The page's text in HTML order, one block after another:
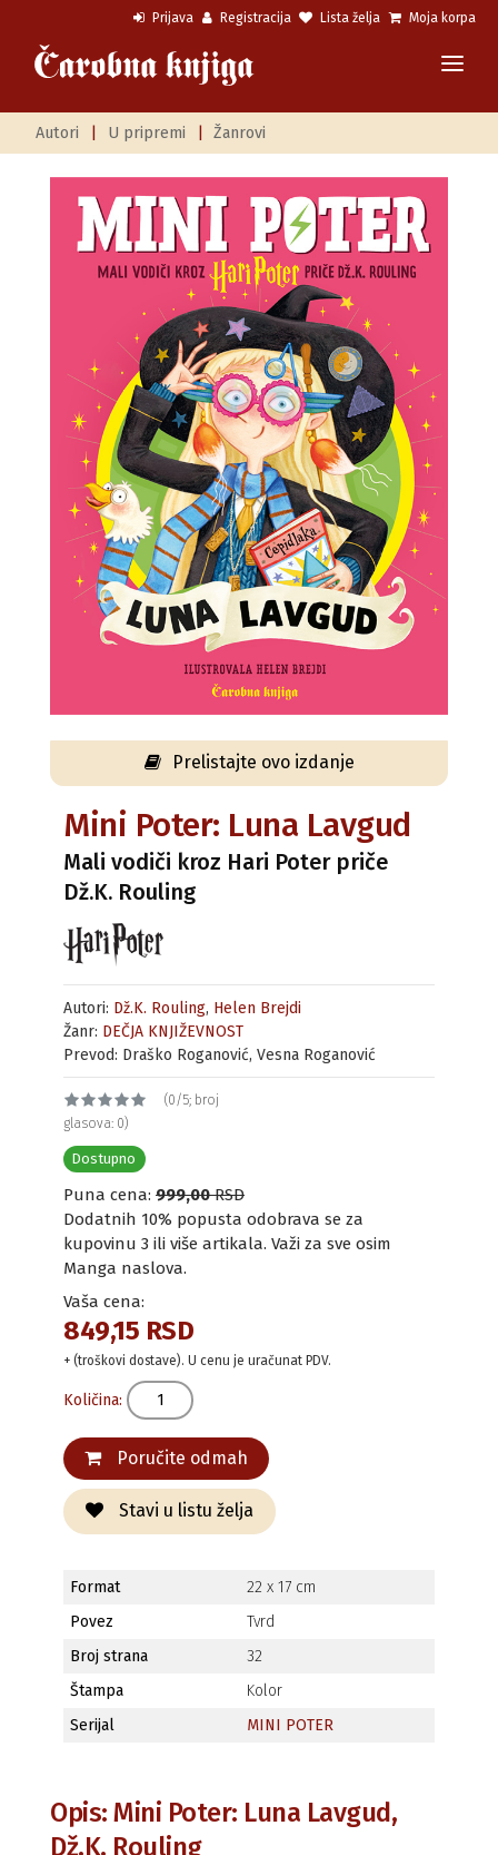
Prijava Registracija Lista želja Moja korpa
Autori U pripremi Žanrovi
Prelistajte ovo izdanje
Mini Poter: Luna Lavgud
Mali vodiči kroz Hari Poter priče
Dž.K. Rouling
Autori: Dž.K. Rouling, Helen Brejdi
Žanr: DEČJA KNJIŽEVNOST
Prevod: Draško Roganović, Vesna Roganović
(0/5; broj
glasova: 0)
Dostupno
Puna cena: 999,00RSD
Dodatnih 10% popusta odobrava se za
kupovinu 3 ili više artikala. Važi za sve osim
Manga naslova.
Vaša cena:
849,15 RSD
+ (troškovi dostave). U cenu je uračunat PDV.
Količina:
Poručite odmah
Stavi u listu želja
Format
22 x 17 cm
Povez
Tvrd
Broj strana
32
Štampa
Kolor
Serijal
MINI POTER
Opis: Mini Poter: Luna Lavgud,
Dž.K. Rouling